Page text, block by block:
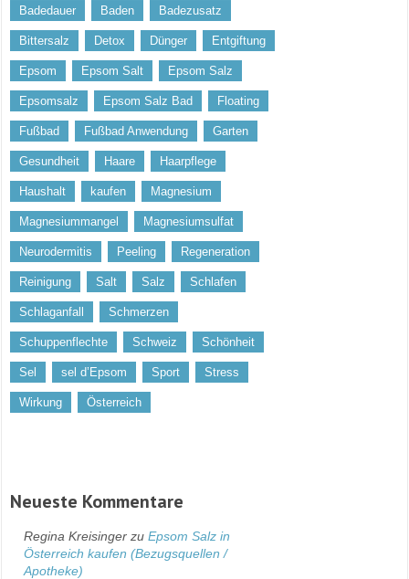
Badedauer Baden Badezusatz
Bittersalz Detox Dünger Entgiftung
Epsom Epsom Salt Epsom Salz
Epsomsalz Epsom Salz Bad Floating
Fußbad Fußbad Anwendung Garten
Gesundheit Haare Haarpflege
Haushalt kaufen Magnesium
Magnesiummangel Magnesiumsulfat
Neurodermitis Peeling Regeneration
Reinigung Salt Salz Schlafen
Schlaganfall Schmerzen
Schuppenflechte Schweiz Schönheit
Sel sel d’Epsom Sport Stress
Wirkung Österreich
Neueste Kommentare
Regina Kreisinger zuEpsom Salz in
Österreich kaufen (Bezugsquellen /
Apotheke)